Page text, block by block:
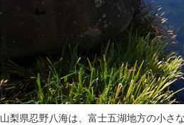
山梨県忍野八海は、富士五湖地方の小さ